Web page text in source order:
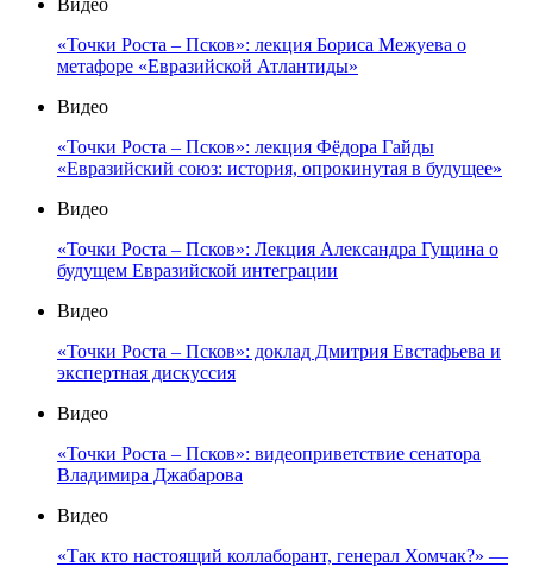
Видео
«Точки Роста – Псков»: лекция Бориса Межуева о
метафоре «Евразийской Атлантиды»
Видео
«Точки Роста – Псков»: лекция Фёдора Гайды
«Евразийский союз: история, опрокинутая в будущее»
Видео
«Точки Роста – Псков»: Лекция Александра Гущина о
будущем Евразийской интеграции
Видео
«Точки Роста – Псков»: доклад Дмитрия Евстафьева и
экспертная дискуссия
Видео
«Точки Роста – Псков»: видеоприветствие сенатора
Владимира Джабарова
Видео
«Так кто настоящий коллаборант, генерал Хомчак?» —